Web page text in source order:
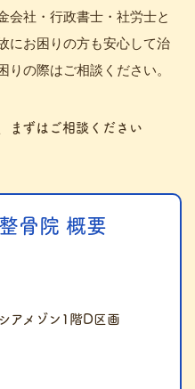
会社・行政書士・社労士と
にお困りの方も安心して治
の際はご相談ください。
まずはご相談ください
骨院 概要
メゾン1階D区画